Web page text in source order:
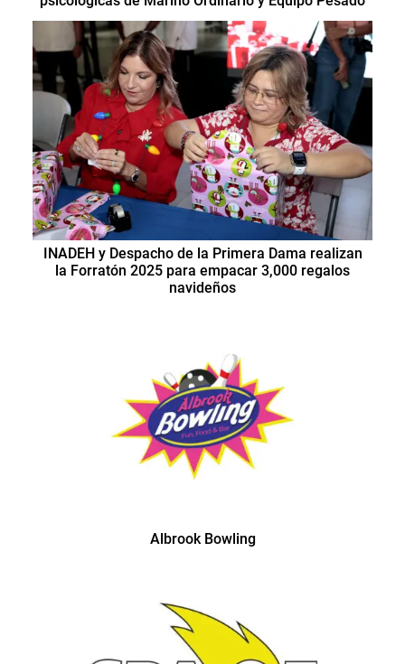
INADEH y Despacho de la Primera Dama realizan
la Forratón 2025 para empacar 3,000 regalos
navideños
Albrook Bowling